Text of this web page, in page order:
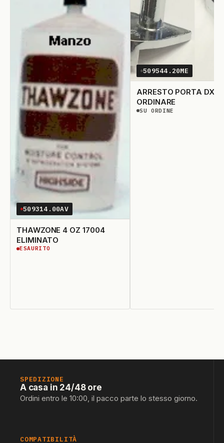
509314.00AV
THAWZONE 4 OZ 17004
ELIMINATO
ESAURITO
ESAURITO
509544.20ME
ARRESTO PORTA DX
ORDINARE
SU ORDINAZIONE
SU ORDINE
SPEDIZIONE
A casa in 24/48 ore
Ordini entro le 10:00, il pacco parte lo stesso giorno.
COMPATIBILITÀ